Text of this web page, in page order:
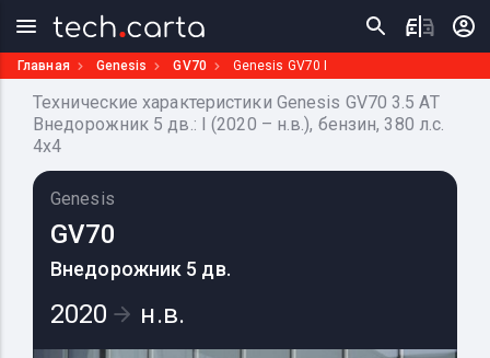
Главная Genesis GV70 Genesis GV70 I
Технические характеристики Genesis GV70 3.5 AT
Внедорожник 5 дв.: I (2020 – н.в.), бензин, 380 л.с.
4x4
Genesis
GV70
Внедорожник 5 дв.
2020 н.в.